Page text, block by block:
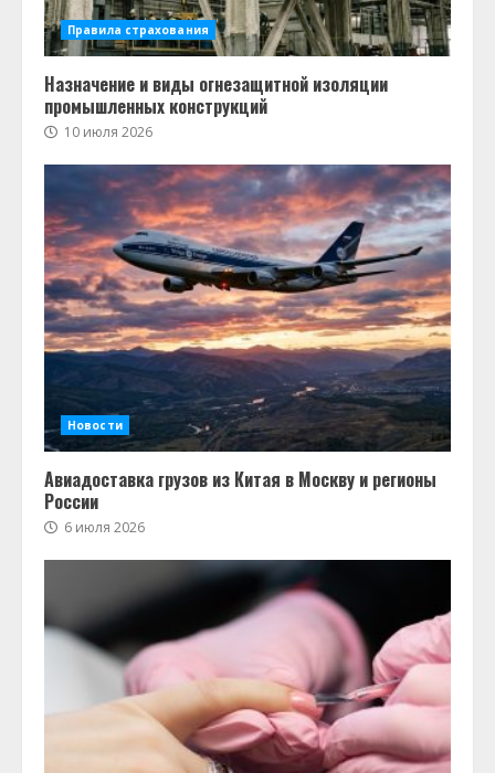
Правила страхования
Назначение и виды огнезащитной изоляции
промышленных конструкций
10 июля 2026
Новости
Авиадоставка грузов из Китая в Москву и регионы
России
6 июля 2026